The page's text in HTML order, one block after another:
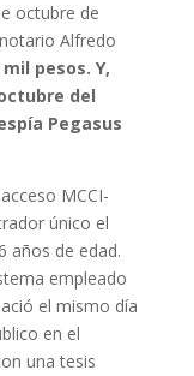
octubre de
Alfredo
pesos. Y,
del
Pegasus
MCCI-
único el
años de edad.
empleado
el mismo día
en el
una tesis